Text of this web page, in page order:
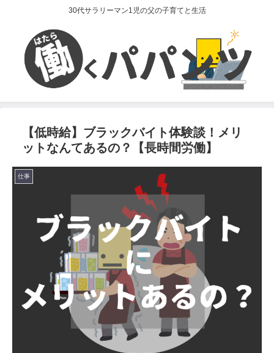
30代サラリーマン1児の父の子育てと生活
【低時給】ブラックバイト体験談！メリ
ットなんてあるの？【長時間労働】
仕事